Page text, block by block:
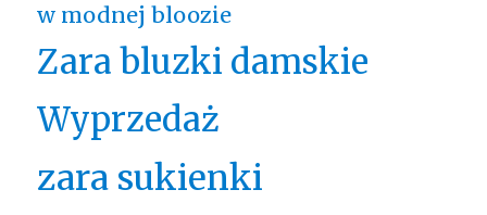
w modnej bloozie
Zara bluzki damskie
Wyprzedaż
zara sukienki